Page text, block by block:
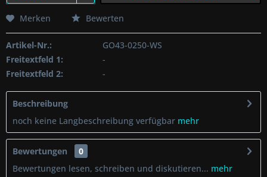
Merken Bewerten
Artikel-Nr.:
GO43-0250-WS
Freitextfeld 1:
-
Freitextfeld 2:
-
Beschreibung
noch keine Langbeschreibung verfügbar mehr
Bewertungen
0
Bewertungen lesen, schreiben und diskutieren... mehr